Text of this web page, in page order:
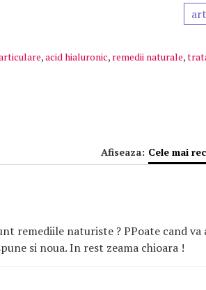
,acid hialuronic, remedii naturale,
Afiseaza: Cele mai
remediile naturiste ? PPoate cand
si noua. In rest zeama chioara !